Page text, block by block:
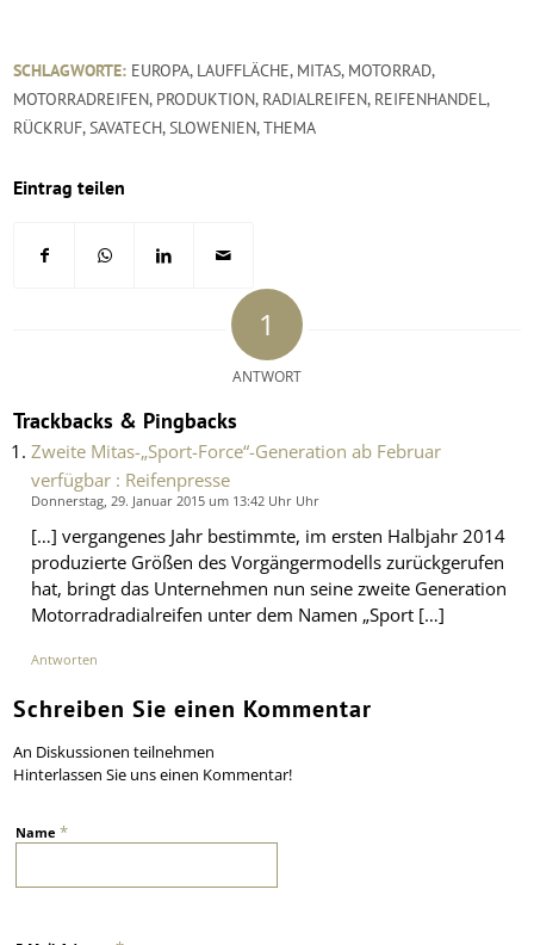
SCHLAGWORTE: EUROPA, LAUFFLÄCHE, MITAS, MOTORRAD,
MOTORRADREIFEN, PRODUKTION, RADIALREIFEN, REIFENHANDEL,
RÜCKRUF,SAVATECH,SLOWENIEN,THEMA
Eintrag teilen
1
ANTWORT
Trackbacks & Pingbacks
Zweite Mitas-„Sport-Force“-Generation ab Februar
verfügbar : Reifenpresse
Donnerstag, 29. Januar 2015 um 13:42 Uhr Uhr
[…] vergangenes Jahr bestimmte, im ersten Halbjahr 2014
produzierte Größen des Vorgängermodells zurückgerufen
hat, bringt das Unternehmen nun seine zweite Generation
Motorradradialreifen unter dem Namen „Sport […]
Antworten
Schreiben Sie einen Kommentar
An Diskussionen teilnehmen
Hinterlassen Sie uns einen Kommentar!
Name*